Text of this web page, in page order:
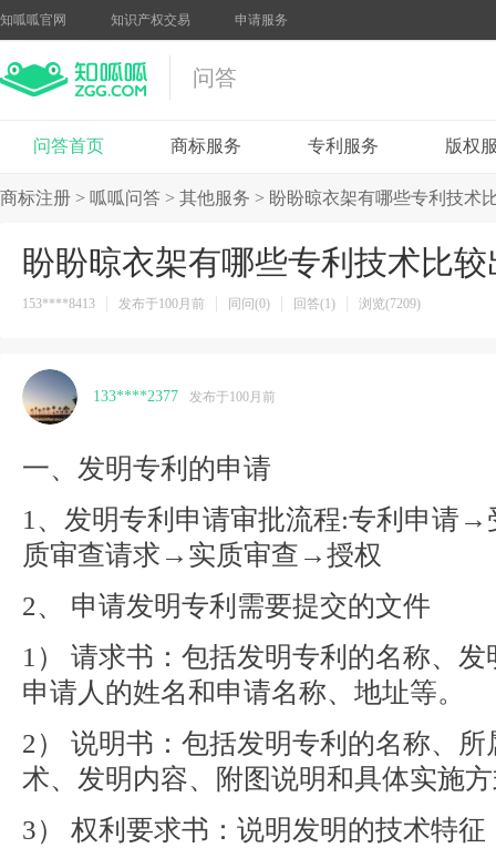
知呱呱官网 知识产权交易 申请服务
问答
问答首页 商标服务 专利服务 版权
商标注册 > 呱呱问答 > 其他服务 > 盼盼晾衣架有哪些专利技术
盼盼晾衣架有哪些专利技术比
153****8413 发布于100月前 同问(0) 回答(1) 浏览(7209)
133****2377 发布于100月前
一、发明专利的申请
1、发明专利申请审批流程:专利申
质审查请求→实质审查→授权
2、 申请发明专利需要提交的文件
1） 请求书：包括发明专利的名称、
申请人的姓名和申请名称、地址等。
2） 说明书：包括发明专利的名称、
术、发明内容、附图说明和具体实施
3） 权利要求书：说明发明的技术特